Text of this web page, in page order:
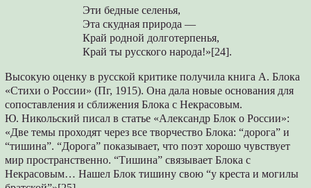
Эти бедные селенья,
Эта скудная природа —
Край родной долготерпенья,
Край ты русского народа!»[24].
Высокую оценку в русской критике получила книга А. Блока
«Стихи о России» (Пг, 1915). Она дала новые основания для
сопоставления и сближения Блока с Некрасовым.
Ю. Никольский писал в статье «Александр Блок о России»:
«Две темы проходят через все творчество Блока: “дорога” и
“тишина”. “Дорога” показывает, что поэт хорошо чувствует
мир пространственно. “Тишина” связывает Блока с
Некрасовым… Нашел Блок тишину свою “у креста и могилы